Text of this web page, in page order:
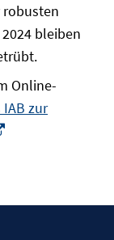
bleiben
Online-
zur